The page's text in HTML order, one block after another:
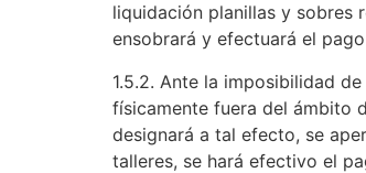
liquidación planillas y sobres
ensobrará y efectuará el
1.5.2. Ante la imposibilidad
físicamente fuera del ámbito
designará a tal efecto, se
talleres, se hará efectivo el